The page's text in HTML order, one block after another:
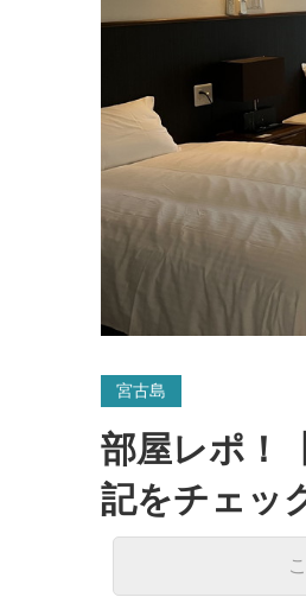
宮古島
部屋レポ！
記をチェッ